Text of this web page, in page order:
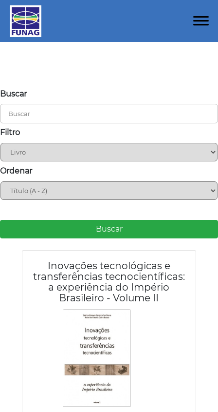
Buscar
Filtro
Ordenar
Buscar
Inovações tecnológicas e
transferências tecnocientíficas:
a experiência do Império
Brasileiro - Volume II